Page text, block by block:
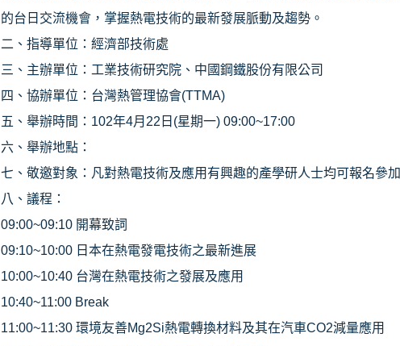
的台日交流機會，掌握熱電技術的最新發展脈動及趨勢。
二、指導單位：經濟部技術處
三、主辦單位：工業技術研究院、中國鋼鐵股份有限公司
四、協辦單位：台灣熱管理協會(TTMA)
五、舉辦時間： 102年4月 22 日 (星期一) 09:00~17:00
六、舉辦地點：
七、敬邀對象：凡對熱電技術及應用有興趣的產學研人士均可報名參加
八、議程：
09:00~09:10 開幕致詞
09:10~10:00 日本在熱電發電技術之最新進展
10:00~10:40 台灣在熱電技術之發展及應用
10:40~11:00 Break
11:00~11:30 環境友善Mg2Si熱電轉換材料及其在汽車CO2減量應用